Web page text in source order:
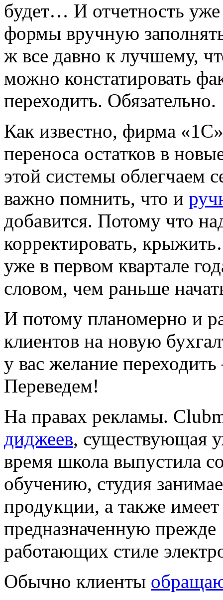
будет… И отчетность уже
формы вручную
ж все давно к лучшему,
можно констатировать
переходить. Обязательно.
Как известно, фирма
переноса остатков в
этой системы облегчаем
важно помнить, что и
добавится. Потому что
корректировать,
уже в первом квартале
словом, чем раньше
И потому планомерно и
клиентов на новую
у вас желание
Переведем!
На правах рекламы.
диджеев, существующая
время школа выпустила
обучению, студия
продукции, а также
предназначенную
работающих стиле
Обычно клиенты